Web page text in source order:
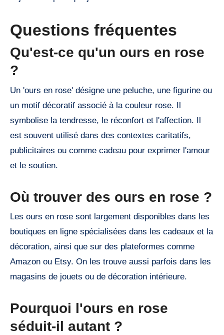
Questions fréquentes
Qu'est-ce qu'un ours en rose
?
Un 'ours en rose' désigne une peluche, une figurine ou
un motif décoratif associé à la couleur rose. Il
symbolise la tendresse, le réconfort et l'affection. Il
est souvent utilisé dans des contextes caritatifs,
publicitaires ou comme cadeau pour exprimer l'amour
et le soutien.
Où trouver des ours en rose ?
Les ours en rose sont largement disponibles dans les
boutiques en ligne spécialisées dans les cadeaux et la
décoration, ainsi que sur des plateformes comme
Amazon ou Etsy. On les trouve aussi parfois dans les
magasins de jouets ou de décoration intérieure.
Pourquoi l'ours en rose
séduit-il autant ?